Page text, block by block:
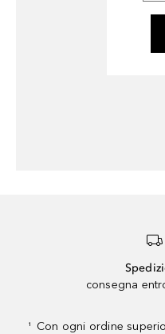
consegna
¹ Con ogni ordine